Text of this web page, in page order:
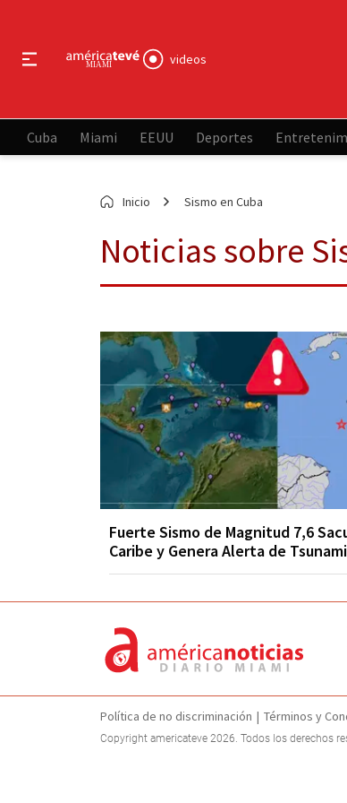
videos
Cuba Miami EEUU Deportes
Inicio Sismo en Cuba
Noticias sobre
Fuerte Sismo de Magnitud 7,6
Caribe y Genera Alerta de
Política de no discriminación Términos y
Copyright americateve 2026. Todos los derechos